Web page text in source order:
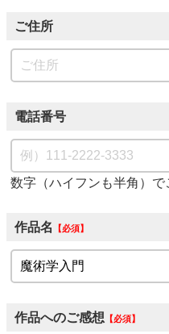
ご住所
電話番号
数字（ハイフンも半角）で
作品名 必須
作品へのご感想 必須